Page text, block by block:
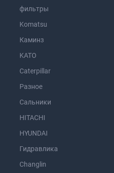
фильтры
Komatsu
Каминз
KATO
Caterpillar
Разное
Сальники
HITACHI
HYUNDAI
Гидравлика
Changlin